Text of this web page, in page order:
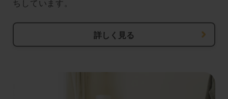
ちしています。
詳しく見る